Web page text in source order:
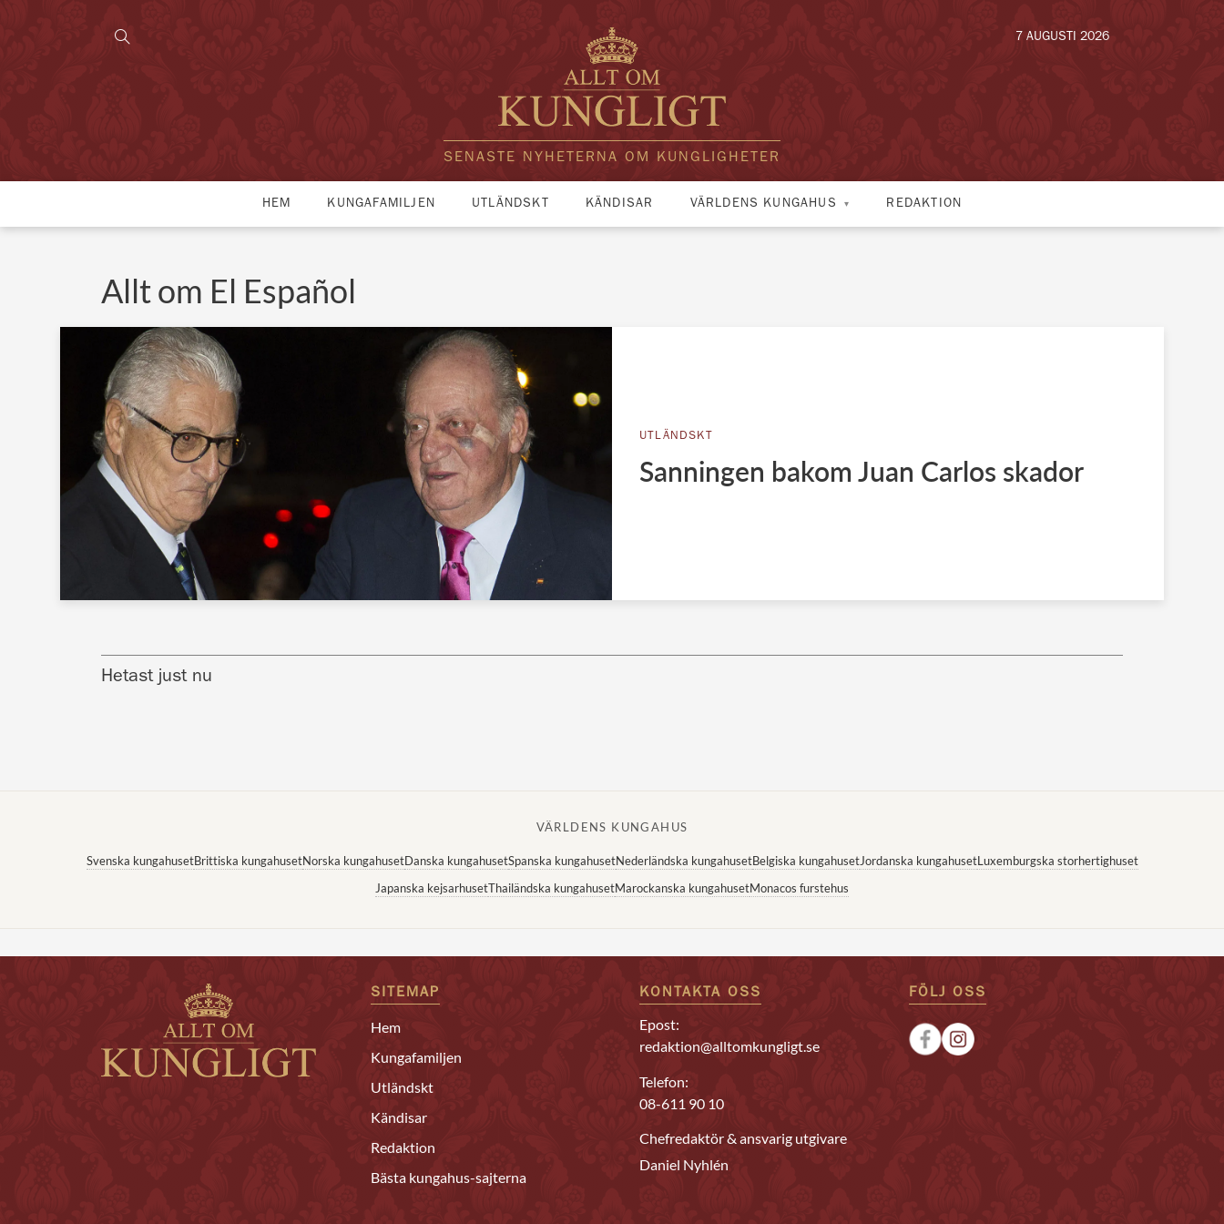
SENASTE NYHETERNA OM KUNGLIGHETER
7 AUGUSTI 2026
HEM KUNGAFAMILJEN UTLÄNDSKT KÄNDISAR VÄRLDENS KUNGAHUS REDAKTION
Allt om El Español
UTLÄNDSKT
Sanningen bakom Juan Carlos skador
Hetast just nu
VÄRLDENS KUNGAHUS
Svenska kungahusetBrittiska kungahusetNorska kungahusetDanska kungahusetSpanska kungahusetNederländska kungahusetBelgiska kungahusetJordanska kungahusetLuxemburgska storhertighuset
Japanska kejsarhusetThailändska kungahusetMarockanska kungahusetMonacos furstehus
SITEMAP
Hem
Kungafamiljen
Utländskt
Kändisar
Redaktion
Bästa kungahus-sajterna
KONTAKTA OSS
Epost:
redaktion@alltomkungligt.se
Telefon:
08-611 90 10
Chefredaktör & ansvarig utgivare
Daniel Nyhlén
FÖLJ OSS